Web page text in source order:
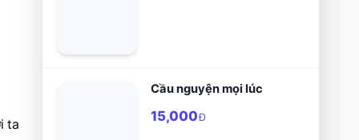
ta
Cầu nguyện mọi lúc
15,000Đ